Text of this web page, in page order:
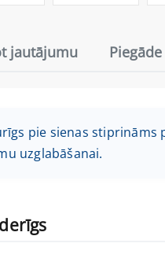
jautājumu Piegāde
pie sienas
uzglabāšanai.